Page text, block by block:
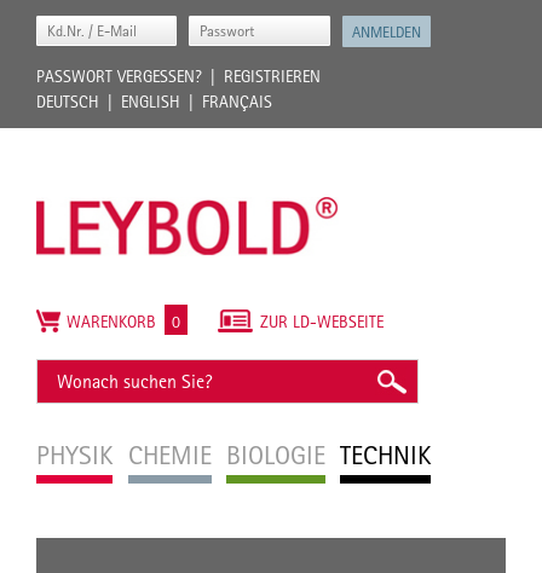
PASSWORT VERGESSEN?
REGISTRIEREN
DEUTSCH
ENGLISH FRANÇAIS
PHYSIK CHEMIE BIOLOGIE TECHNIK
ZUR LD-WEBSEITE
WARENKORB 0